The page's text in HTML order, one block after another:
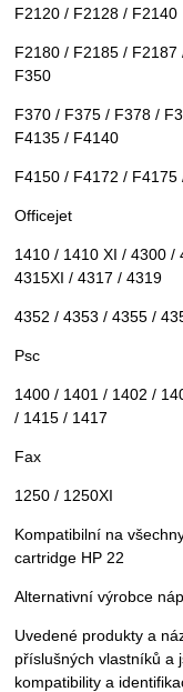
F2120 / F2128 / F2140
F2180 / F2185 /
F350
F370 / F375 / F378 /
F4135 / F4140
F4150 / F4172 /
Officejet
1410 / 1410 XI / 4300 /
4315XI / 4317 / 4319
4352 / 4353 / 4355 /
Psc
1400 / 1401 / 1402 /
/ 1415 / 1417
Fax
1250 / 1250XI
Kompatibilní na
cartridge HP 22
Alternativní výrobce
Uvedené produkty a
příslušných vlastníků a
kompatibility a